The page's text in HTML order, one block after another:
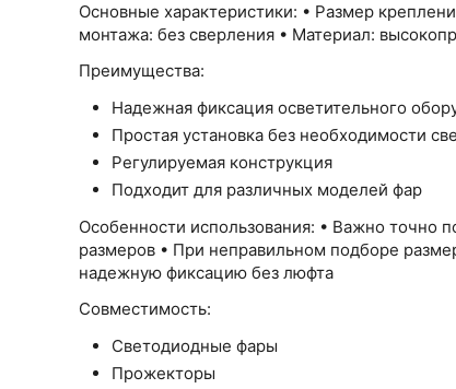
Основные характеристики: • Размер
монтажа: без сверления • Материал:
Преимущества:
Надежная фиксация осветительного
Простая установка без необходимости
Регулируемая конструкция
Подходит для различных моделей фар
Особенности использования: • Важно точно
размеров • При неправильном подборе
надежную фиксацию без люфта
Совместимость:
Светодиодные фары
Прожекторы